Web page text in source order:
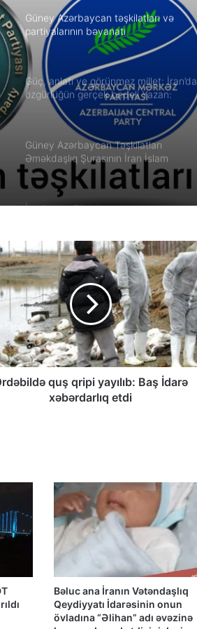
Güney Azərbaycan təşkilatları və
partiyalarının bəyanatı
Güç, anlatı ve görünmez millet: İran’da
özgürlüğün gerçek bedeli Yazan:
Ekber Lekestani | İranlı–Amerikalı
bağımsız gazeteci
Güney Azərbaycan Təşkilatları
Əməkdaşlıq Şurasının İran İslam
Respublikası rejiminin Azərbaycan
Respublikasına qarşı təcavüzkar
hücumunu qınayan bəyanatı
İran’ın son Türk hanedanının
Qacarların həqiqi varisi ortaya çıxdı –
Əhməd Şahın nəticəsi ilə ÖZƏL
MÜSAHİBƏ
Güney Azərbaycan Təşkilatları
Əməkdaşlıq Şurasının Xalq etirazlarını
dəstəkləmək və küçə etirazlarına
çağırışla bağlı bəyanatı
“Əlilliyi olan qaçqın qadınların həyat
Azərbaycanlı məhbuslar Evin
həbsxanasında eyləm keçiriblər
Qacar Şahlarının İtən Qəbirləri və Gizli
Vəsiyyətnamə — Princess Məryəm
Fəruqi Qacar ilə Özəl Müsahibə
quş qripi yayılıb: Baş İdarə
xəbərdarlıq etdi
Bəluc ana İranın Vətəndaşlıq
Qeydiyyatı İdarəsinin onun
övladına “Əlihan” adı əvəzinə